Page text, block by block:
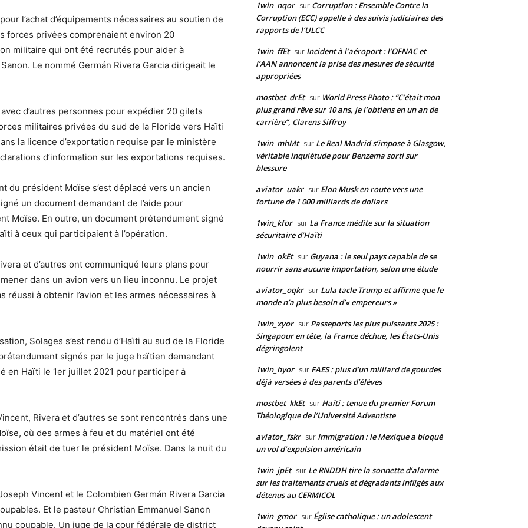
l’achat d’équipements nécessaires au soutien de
forces privées comprenaient environ 20
militaire qui ont été recrutés pour aider à
Le nommé Germán Rivera Garcia dirigeait le
d’autres personnes pour expédier 20 gilets
militaires privées du sud de la Floride vers Haïti
la licence d’exportation requise par le ministère
d’information sur les exportations requises.
du président Moïse s’est déplacé vers un ancien
un document demandant de l’aide pour
Moïse. En outre, un document prétendument signé
à ceux qui participaient à l’opération.
et d’autres ont communiqué leurs plans pour
dans un avion vers un lieu inconnu. Le projet
réussi à obtenir l’avion et les armes nécessaires à
Solages s’est rendu d’Haïti au sud de la Floride
signés par le juge haïtien demandant
en Haïti le 1er juillet 2021 pour participer à
Rivera et d’autres se sont rencontrés dans une
où des armes à feu et du matériel ont été
était de tuer le président Moïse. Dans la nuit du
Vincent et le Colombien Germán Rivera Garcia
Et le pasteur Christian Emmanuel Sanon
coupable. Un juge de la cour fédérale de district
1win_nqor sur Corruption : Ensemble Contre la
Corruption (ECC) appelle à des suivis judiciaires des
rapports de l’ULCC
1win_ffEt sur Incident à l’aéroport : l’OFNAC et
l’AAN annoncent la prise des mesures de sécurité
appropriées
mostbet_drEt sur World Press Photo : “C’était mon
plus grand rêve sur 10 ans, je l’obtiens en un an de
carrière”, Clarens Siffroy
1win_mhMt sur Le Real Madrid s’impose à Glasgow,
véritable inquiétude pour Benzema sorti sur
blessure
aviator_uakr sur Elon Musk en route vers une
fortune de 1 000 milliards de dollars
1win_kfor sur La France médite sur la situation
sécuritaire d’Haïti
1win_okEt sur Guyana : le seul pays capable de se
nourrir sans aucune importation, selon une étude
aviator_oqkr sur Lula tacle Trump et affirme que le
monde n’a plus besoin d’« empereurs »
1win_xyor sur Passeports les plus puissants 2025 :
Singapour en tête, la France déchue, les États-Unis
dégringolent
1win_hyor sur FAES : plus d’un milliard de gourdes
déjà versées à des parents d’élèves
mostbet_kkEt sur Haïti : tenue du premier Forum
Théologique de l’Université Adventiste
aviator_fskr sur Immigration : le Mexique a bloqué
un vol d’expulsion américain
1win_jpEt sur Le RNDDH tire la sonnette d’alarme
sur les traitements cruels et dégradants infligés aux
détenus au CERMICOL
1win_gmor sur Église catholique : un adolescent